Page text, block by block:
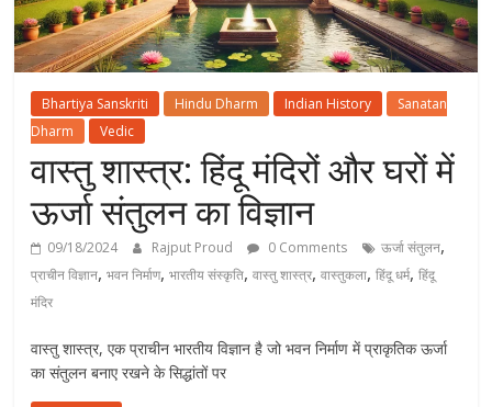
Bhartiya Sanskriti Hindu Dharm Indian History
Sanatan
Dharm
Vedic
वास्तु शास्त्र: हिंदू मंदिरों और घरों में
ऊर्जा संतुलन का विज्ञान
09/18/2024 Rajput Proud 0 Comments ऊर्जा संतुलन,
प्राचीन विज्ञान,भवन निर्माण,भारतीय संस्कृति,वास्तु शास्त्र,वास्तुकला,हिंदू धर्म,हिंदू
मंदिर
वास्तु शास्त्र, एक प्राचीन भारतीय विज्ञान है जो भवन निर्माण में प्राकृतिक ऊर्जा
का संतुलन बनाए रखने के सिद्धांतों पर